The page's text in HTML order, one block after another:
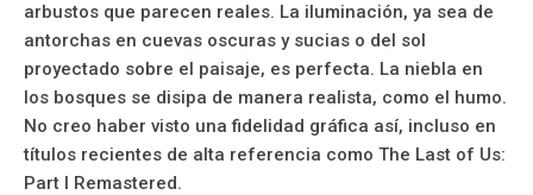
arbustos que parecen reales. La iluminación, ya sea de
antorchas en cuevas oscuras y sucias o del sol
proyectado sobre el paisaje, es perfecta. La niebla en
los bosques se disipa de manera realista, como el humo.
No creo haber visto una fidelidad gráfica así, incluso en
títulos recientes de alta referencia como The Last of Us:
Part I Remastered.